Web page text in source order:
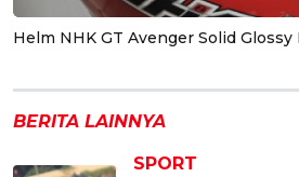
Helm NHK GT Avenger Solid
BERITA LAINNYA
SPORT